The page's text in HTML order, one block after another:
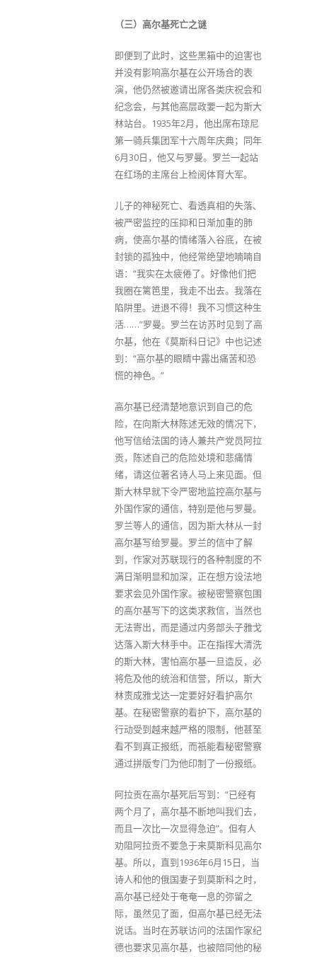
（三）高尔基死亡之谜
即便到了此时，这些黑箱中的迫害也
并没有影响高尔基在公开场合的表
演，他仍然被邀请出席各类庆祝会和
纪念会，与其他高层政要一起为斯大
林站台。1935年2月，他出席布琼尼
第一骑兵集团军十六周年庆典；同年
6月30日，他又与罗曼。罗兰一起站
在红场的主席台上检阅体育大军。
儿子的神秘死亡、看透真相的失落、
被严密监控的压抑和日渐加重的肺
病，使高尔基的情绪落入谷底，在被
封锁的孤独中，他经常绝望地喃喃自
语：“我实在太疲倦了。好像他们把
我圈在篱笆里，我走不出去。我落在
陷阱里。进退不得！我不习惯这种生
活……”罗曼。罗兰在访苏时见到了高
尔基，他在《莫斯科日记》中也记述
到：“高尔基的眼睛中露出痛苦和恐
慌的神色。”
高尔基已经清楚地意识到自己的危
险，在向斯大林陈述无效的情况下，
他写信给法国的诗人兼共产党员阿拉
贡，陈述自己的危险处境和悲痛情
绪，请这位著名诗人马上来见面。但
斯大林早就下令严密地监控高尔基与
外国作家的通信，特别是他与罗曼。
罗兰等人的通信，因为斯大林从一封
高尔基写给罗曼。罗兰的信中了解
到，作家对苏联现行的各种制度的不
满日渐明显和加深，正在想方设法地
要求会见外国作家。被秘密警察包围
的高尔基写下的这类求救信，当然也
无法寄出，而是通过内务部头子雅戈
达落入斯大林手中。正在指挥大清洗
的斯大林，害怕高尔基一旦造反，必
将危及他的统治和信誉，所以，斯大
林责成雅戈达一定要好好看护高尔
基。在秘密警察的看护下，高尔基的
行动受到越来越严格的限制，他甚至
看不到真正报纸，而祇能看秘密警察
通过拼版专门为他印制了一份报纸。
阿拉贡在高尔基死后写到：“已经有
两个月了，高尔基不断地叫我们去，
而且一次比一次显得急迫”。但有人
劝阻阿拉贡不要急于来莫斯科见高尔
基。所以，直到1936年6月15日，当
诗人和他的俄国妻子到莫斯科之时，
高尔基已经处于奄奄一息的弥留之
际，虽然见了面，但高尔基已经无法
说话。当时在苏联访问的法国作家纪
德也要求见高尔基，也被陪同他的秘